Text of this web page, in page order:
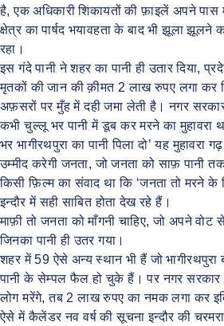
है, एक अधिकारी शिकायतों की फ़ाइलें अपने पास
क्षेत्र का पार्षद भयावहता के बाद भी झूला
रहा।
इस गंदे पानी ने शहर का पानी ही उतार दिया,
मृतकों की जान की क़ीमत 2 लाख रुपए लगा कर
अफ़सरों पर मुँह में दही जमा लेती है। नगर सरकार
कभी चुल्लू भर पानी में डूब कर मरने का मुहावरा
भर भागीरथपुरा का पानी पिला दो’ यह मुहावरा
उम्मीद करेगी जनता, जो जनता को साफ़ पानी
किसी फ़िल्म का संवाद था कि ‘जनता तो मरने के
इन्दौर में सही साबित होता देख रहे हैं।
माफ़ी तो जनता को माँगनी चाहिए, जो अपने वोट
जिनका पानी ही उतर गया।
शहर में 59 ऐसे अन्य स्थान भी हैं जो
पानी के सेम्पल फैल हो चुके हैं। पर नगर सरकार
लोग मरेंगे, तब 2 लाख रुपए का नमक लगा कर
ऐसे में कैलेंडर नव वर्ष की सूचना इन्दौर की